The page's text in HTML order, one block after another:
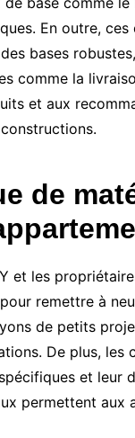
En outre,
bases
comme la
et aux
de
et les
remettre à
de petits
De plus,
et leur
permettent